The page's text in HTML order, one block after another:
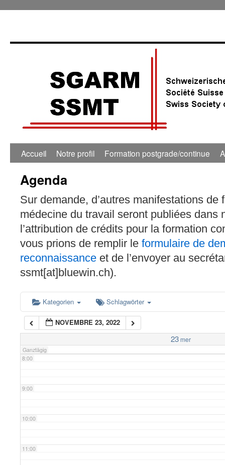
Accueil Notre profil Formation postgrade/continue
Agenda
Sur demande, d’autres manifestations de
médecine du travail seront publiées dans
l’attribution de crédits pour la formation
vous prions de remplir le formulaire de
reconnaissance et de l’envoyer au
ssmt[at]bluewin.ch).
Kategorien Schlagwörter
NOVEMBRE 23, 2022
23mer
Ganztägig
2:00
6:00
7:00
8:00
9:00
10:00
11:00